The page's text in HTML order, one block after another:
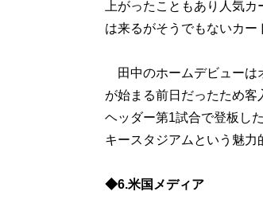
上がったこともあり人気
は来るがそうでもないカー
田中のホームデビューは
が始まる前日だったため
ヘッダー第1試合で登板し
キースタジアムという魅力
◆6.米国メディア